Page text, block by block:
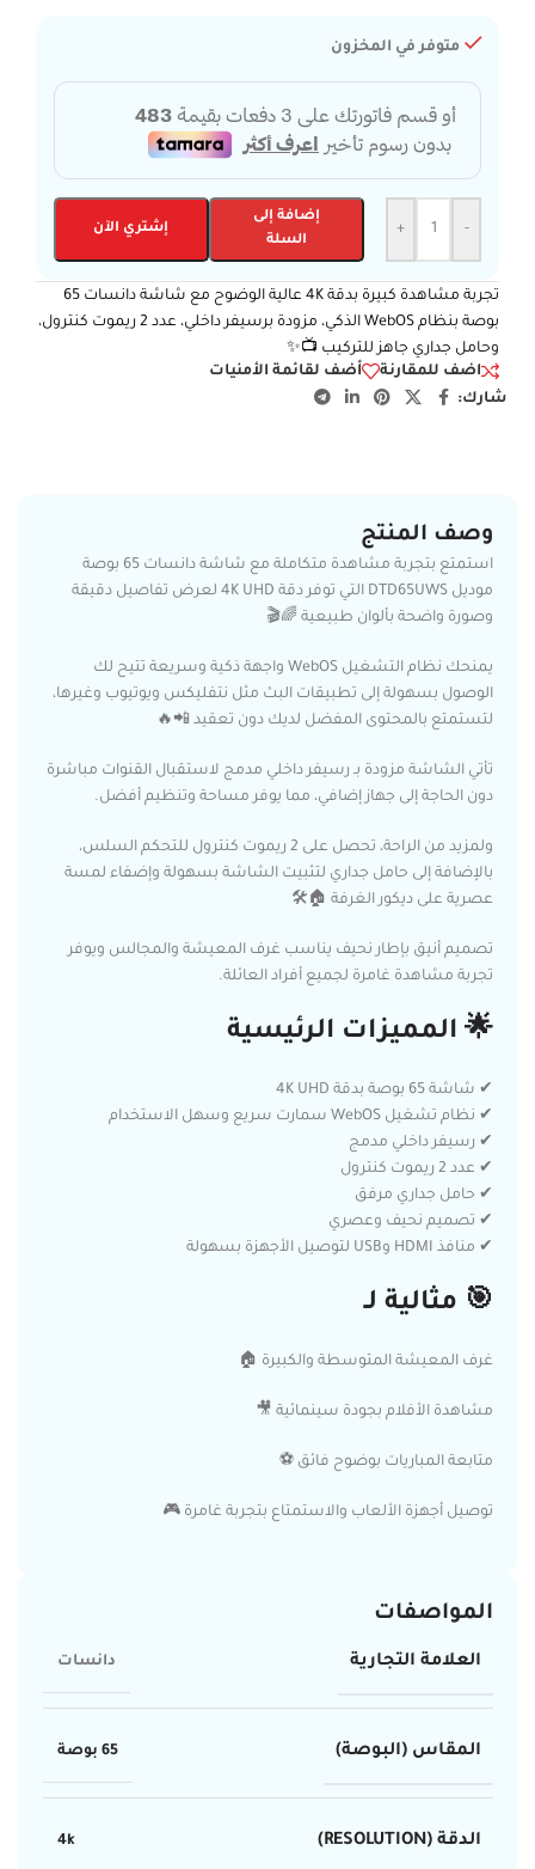
متوفر في المخزون
-
+
إضافة إلى
السلة
إشتري الآن
تجربة مشاهدة كبيرة بدقة 4K عالية الوضوح مع شاشة دانسات 65
بوصة بنظام WebOS الذكي، مزودة برسيفر داخلي، عدد 2 ريموت كنترول،
وحامل جداري جاهز للتركيب 📺✨
اضف للمقارنة
أضف لقائمة الأمنيات
شارك:
وصف المنتج
استمتع بتجربة مشاهدة متكاملة مع شاشة دانسات 65 بوصة
موديل DTD65UWS التي توفر دقة 4K UHD لعرض تفاصيل دقيقة
وصورة واضحة بألوان طبيعية 🌈🎬
يمنحك نظام التشغيل WebOS واجهة ذكية وسريعة تتيح لك
الوصول بسهولة إلى تطبيقات البث مثل نتفليكس ويوتيوب وغيرها،
لتستمتع بالمحتوى المفضل لديك دون تعقيد 📲🔥
تأتي الشاشة مزودة بـ رسيفر داخلي مدمج لاستقبال القنوات مباشرة
دون الحاجة إلى جهاز إضافي، مما يوفر مساحة وتنظيم أفضل.
ولمزيد من الراحة، تحصل على 2 ريموت كنترول للتحكم السلس،
بالإضافة إلى حامل جداري لتثبيت الشاشة بسهولة وإضفاء لمسة
عصرية على ديكور الغرفة 🏠🛠️
تصميم أنيق بإطار نحيف يناسب غرف المعيشة والمجالس ويوفر
تجربة مشاهدة غامرة لجميع أفراد العائلة.
🌟 المميزات الرئيسية
✔ شاشة 65 بوصة بدقة 4K UHD
✔ نظام تشغيل WebOS سمارت سريع وسهل الاستخدام
✔ رسيفر داخلي مدمج
✔ عدد 2 ريموت كنترول
✔ حامل جداري مرفق
✔ تصميم نحيف وعصري
✔ منافذ HDMI وUSB لتوصيل الأجهزة بسهولة
🎯 مثالية لـ
غرف المعيشة المتوسطة والكبيرة 🏠
مشاهدة الأفلام بجودة سينمائية 🎥
متابعة المباريات بوضوح فائق ⚽
توصيل أجهزة الألعاب والاستمتاع بتجربة غامرة 🎮
المواصفات
العلامة التجارية دانسات
المقاس (البوصة) 65 بوصة
الدقة (RESOLUTION) 4k